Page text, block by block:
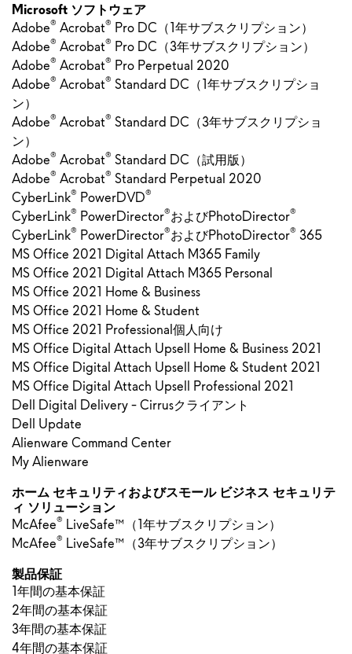
Microsoft ソフトウェア
Adobe® Acrobat® Pro DC（1年サブスクリプション）
Adobe® Acrobat® Pro DC（3年サブスクリプション）
Adobe® Acrobat® Pro Perpetual 2020
Adobe® Acrobat® Standard DC（1年サブスクリプショ
ン）
Adobe® Acrobat® Standard DC（3年サブスクリプショ
ン）
Adobe® Acrobat® Standard DC（試用版）
Adobe® Acrobat® Standard Perpetual 2020
CyberLink® PowerDVD®
CyberLink® PowerDirector®およびPhotoDirector®
CyberLink® PowerDirector®およびPhotoDirector® 365
MS Office 2021 Digital Attach M365 Family
MS Office 2021 Digital Attach M365 Personal
MS Office 2021 Home & Business
MS Office 2021 Home & Student
MS Office 2021 Professional個人向け
MS Office Digital Attach Upsell Home & Business 2021
MS Office Digital Attach Upsell Home & Student 2021
MS Office Digital Attach Upsell Professional 2021
Dell Digital Delivery - Cirrusクライアント
Dell Update
Alienware Command Center
My Alienware
ホーム セキュリティおよびスモール ビジネス セキュリテ
ィ ソリューション
McAfee® LiveSafe™（1年サブスクリプション）
McAfee® LiveSafe™（3年サブスクリプション）
製品保証
1年間の基本保証
2年間の基本保証
3年間の基本保証
4年間の基本保証